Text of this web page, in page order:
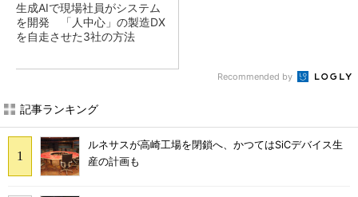
生成AIで現場社員がシステム
を開発 「人中心」の製造DX
を自走させた3社の方法
Recommended by
記事ランキング
ルネサスが高崎工場を閉鎖へ、かつてはSiCデバイス生
産の計画も